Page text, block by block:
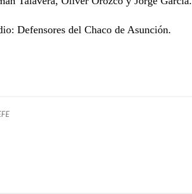
Defensores del Chaco de Asunción.